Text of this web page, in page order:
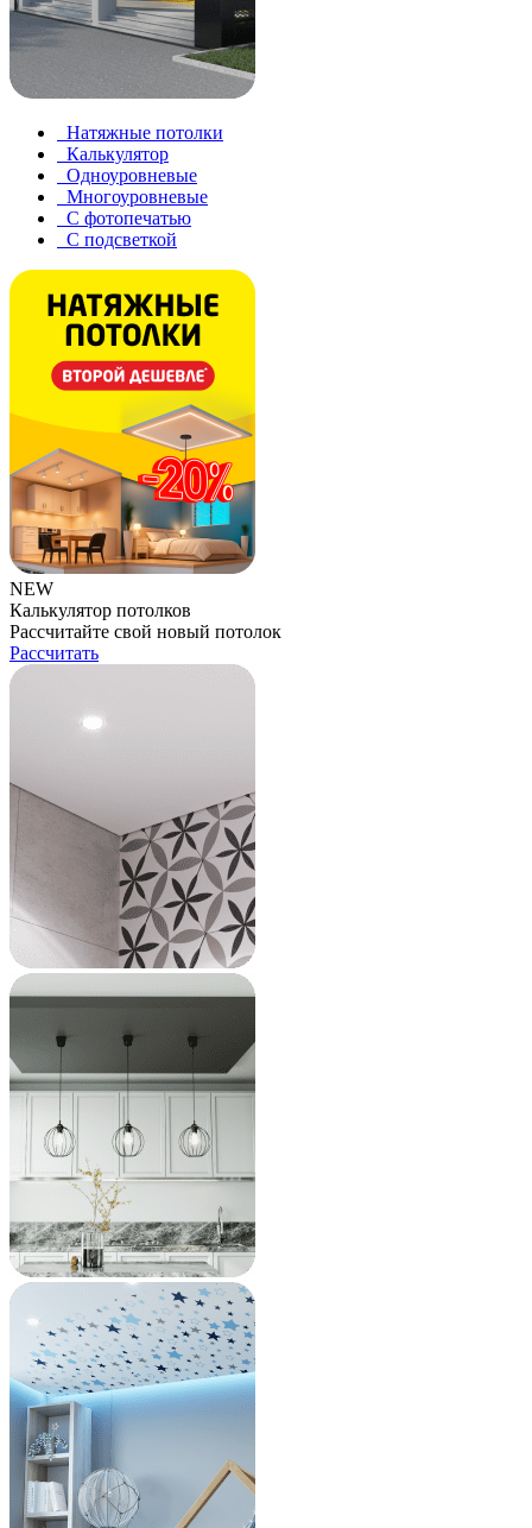
Натяжные потолки
Калькулятор
Одноуровневые
Многоуровневые
С фотопечатью
С подсветкой
NEW
Калькулятор потолков
Рассчитайте свой новый потолок
Рассчитать